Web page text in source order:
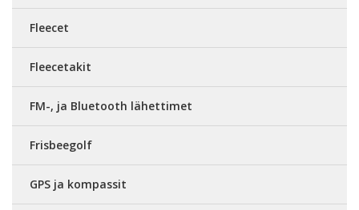
Fleecet
Fleecetakit
FM-, ja Bluetooth lähettimet
Frisbeegolf
GPS ja kompassit